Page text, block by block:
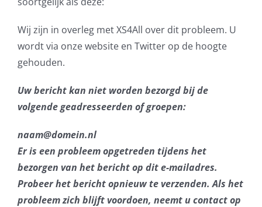
Office365
Glasvezelverbindingen
Microsoft software licenties
SLA overeenkomsten
Remote Help
WordPress SLA Contract
Wij zijn in overleg met XS4All over dit probleem. U
wordt via onze website en Twitter op de hoogte
gehouden.
Uw bericht kan niet worden bezorgd bij de
volgende geadresseerden of groepen:
naam@domein.nl
Er is een probleem opgetreden tijdens het
bezorgen van het bericht op dit e-mailadres.
Probeer het bericht opnieuw te verzenden. Als het
probleem zich blijft voordoen, neemt u contact op